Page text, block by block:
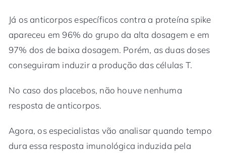
Já os anticorpos específicos contra a proteína spike
apareceu em 96% do grupo da alta dosagem e em
97% dos de baixa dosagem. Porém, as duas doses
conseguiram induzir a produção das células T.
No caso dos placebos, não houve nenhuma
resposta de anticorpos.
Agora, os especialistas vão analisar quando tempo
dura essa resposta imunológica induzida pela